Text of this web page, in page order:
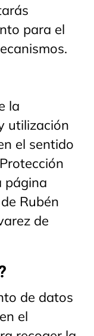
para el
la
utilización
el sentido
página
Rubén
de
de datos
el